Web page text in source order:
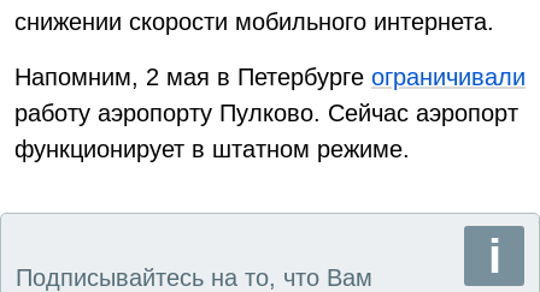
снижении скорости мобильного интернета.
Напомним, 2 мая в Петербурге ограничивали
работу аэропорту Пулково. Сейчас аэропорт
функционирует в штатном режиме.
Подписывайтесь на то, что Вам